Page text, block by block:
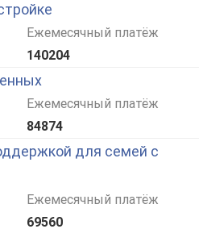
Ежемесячный платёж
140204
Ежемесячный платёж
84874
для семей с
Ежемесячный платёж
69560